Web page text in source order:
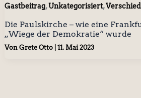
Gastbeitrag,Unkategorisiert,
Die Paulskirche – wie eine
„Wiege der Demokratie“ wurde
Von Grete Otto 11. Mai 2023